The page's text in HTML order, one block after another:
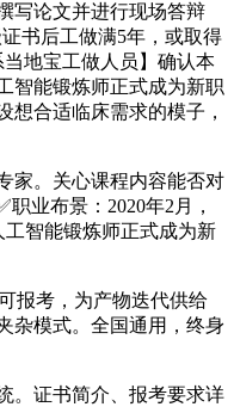
写论文并进行现场答辩
书后工做满5年，或取得
地宝工做人员】确认本
智能锻炼师正式成为新职
想合适临床需求的模子，
。关心课程内容能否对
业布景：2020年2月，
工智能锻炼师正式成为新
考，为产物迭代供给
杂模式。全国通用，终身
证书简介、报考要求详